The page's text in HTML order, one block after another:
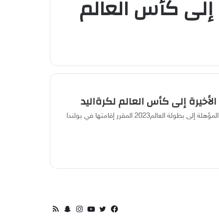
إلى كأس العالم
إلى كأس العالم لكرةاليد
خطف منتخب الجزائر البطاقة الأفريقية الخامسة (الأخيرة) المؤهلة إلى بطولة العالم2023 المقرر إقامتها في بولندا
فيسبوك
تويتريوتيوبانستقرام
سنابملخص